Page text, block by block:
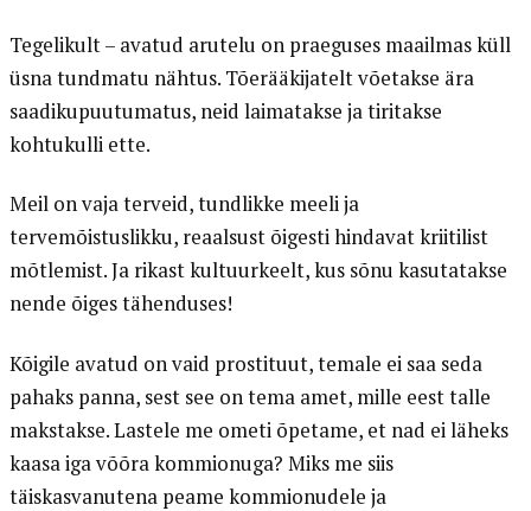
Tegelikult – avatud arutelu on praeguses maailmas küll
üsna tundmatu nähtus. Tõerääkijatelt võetakse ära
saadikupuutumatus, neid laimatakse ja tiritakse
kohtukulli ette.
Meil on vaja terveid, tundlikke meeli ja
tervemõistuslikku, reaalsust õigesti hindavat kriitilist
mõtlemist. Ja rikast kultuurkeelt, kus sõnu kasutatakse
nende õiges tähenduses!
Kõigile avatud on vaid prostituut, temale ei saa seda
pahaks panna, sest see on tema amet, mille eest talle
makstakse. Lastele me ometi õpetame, et nad ei läheks
kaasa iga võõra kommionuga? Miks me siis
täiskasvanutena peame kommionudele ja